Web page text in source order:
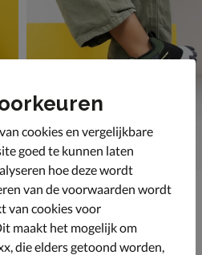
Skechers Rugged Ranger
Klittenbandschoenen - zwart
69
cookies en vergelijkbare
goed te kunnen laten
hoe deze wordt
van de voorwaarden wordt
van cookies voor
maakt het mogelijk om
die elders getoond worden,